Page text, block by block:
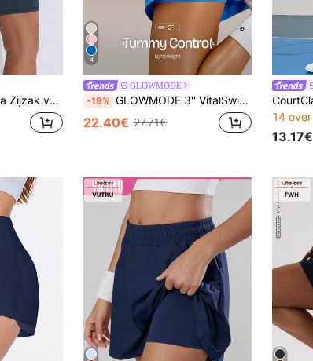
Rekbare shorts Bikershorts Spandex short
4
GLOWMODE
-19% GLOWMODE 3'' VitalSwift Miles Ahead Lichtgewicht Sneldrogende Rekbare Geurcontrole Naadloze Shorts met Omgeslagen Taille Training Tennis Hardlopen Workout Gymkleding
22.40€ 27.71€
14 over
13.17€